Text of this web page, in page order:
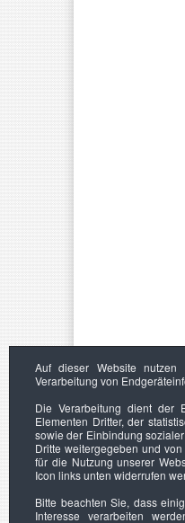
Auf dieser Website
Verarbeitung von
Die Verarbeitung dient der
Elementen Dritter, der
sowie der Einbindung
Dritte weitergegeben und
für die Nutzung unserer
Icon links unten widerrufen
Bitte beachten Sie, dass
Interesse verarbeiten